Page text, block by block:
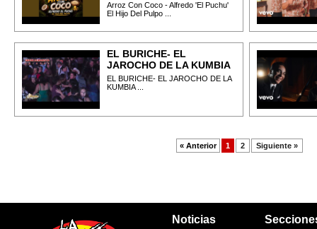
Arroz Con Coco - Alfredo 'El Puchu'
El Hijo Del Pulpo ...
EL BURICHE- EL
JAROCHO DE LA KUMBIA
EL BURICHE- EL JAROCHO DE LA
KUMBIA ...
« Anterior 1 2 Siguiente »
Noticias